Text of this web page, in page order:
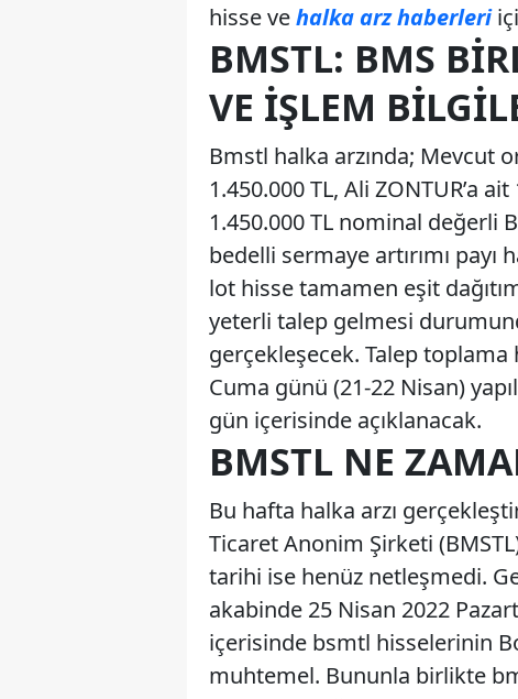
hisse vehalka arz haberleri
BMSTL: BMS
VE İŞLEM
Bmstl halka arzında; Mevcut
1.450.000 TL, Ali ZONTUR’a
1.450.000 TL nominal değerli
bedelli sermaye artırımı
lot hisse tamamen eşit
yeterli talep gelmesi
gerçekleşecek. Talep
Cuma günü (21-22 Nisan)
gün içerisinde açıklanacak.
BMSTL NE
Bu hafta halka arzı
Ticaret Anonim Şirketi
tarihi ise henüz netleşmedi.
akabinde 25 Nisan 2022
içerisinde bsmtl hisselerinin
muhtemel. Bununla birlikte